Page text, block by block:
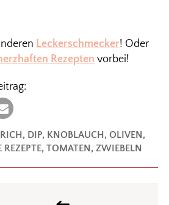
Leckerschmecker! Oder
Rezepten vorbei!
, DIP, KNOBLAUCH , OLIVEN ,
REZEPTE, TOMATEN , ZWIEBELN